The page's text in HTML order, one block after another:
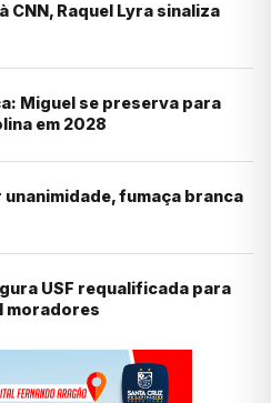
CNN, Raquel Lyra sinaliza
Miguel se preserva para
em 2028
unanimidade, fumaça branca
USF requalificada para
moradores